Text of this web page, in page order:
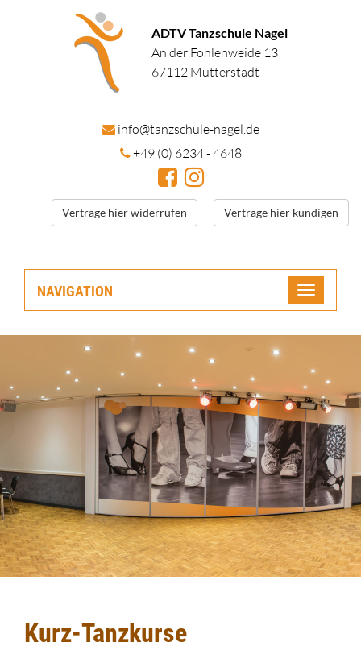
ADTV Tanzschule Nagel
An der Fohlenweide 13
67112 Mutterstadt
info@tanzschule-nagel.de
+49 (0) 6234 - 4648
Verträge hier widerrufen Verträge hier kündigen
NAVIGATION
Toggle
Kurz-Tanzkurse